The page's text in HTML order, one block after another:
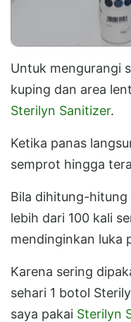
Untuk mengurangi
kuping dan area
Sterilyn Sanitizer.
Ketika panas
semprot hingga
Bila dihitung-hitung
lebih dari 100 kali
mendinginkan luka
Karena sering
sehari 1 botol
saya pakai Sterilyn